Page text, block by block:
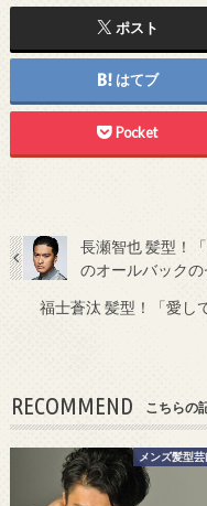
ポスト
はてブ
Pocket
長瀬智也 髪型！
のオールバック
福士蒼汰 髪型！「愛し
RECOMMEND こちらの
メンズ髪型芸